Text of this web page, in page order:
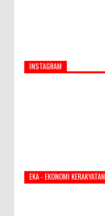
INSTAGRAM
EKA - EKONOMI KERAKYATAN